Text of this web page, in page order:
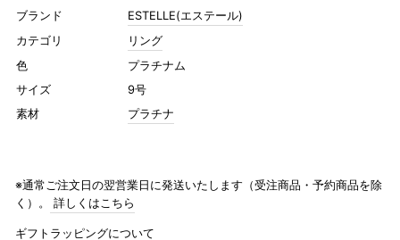
ブランド
ESTELLE(エステール)
カテゴリ
リング
色
プラチナム
サイズ
9号
素材
プラチナ
※通常ご注文日の翌営業日に発送いたします（受注商品・予約商品を除
く）。
詳しくはこちら
ギフトラッピングについて